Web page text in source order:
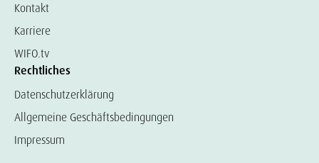
Kontakt
Karriere
WIFO.tv
Rechtliches
Datenschutzerklärung
Allgemeine Geschäftsbedingungen
Impressum